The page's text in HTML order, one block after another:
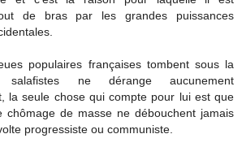
de bras par les grandes puissances
populaires françaises tombent sous la
ne dérange aucunement
la seule chose qui compte pour lui est que
chômage de masse ne débouchent jamais
progressiste ou communiste.